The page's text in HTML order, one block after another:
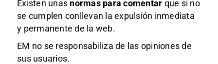
Existen unas normas para comentar que si no
se cumplen conllevan la expulsión inmediata
y permanente de la web.
EM no se responsabiliza de las opiniones de
sus usuarios.